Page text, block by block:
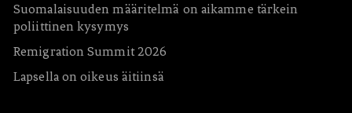
Suomalaisuuden määritelmä on aikamme tärkein
poliittinen kysymys
Remigration Summit 2026
Lapsella on oikeus äitiinsä